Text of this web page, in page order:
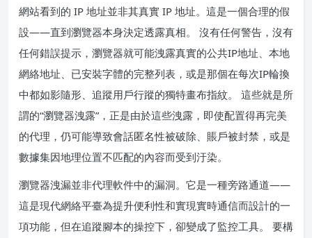
網站看到的 IP 地址並非其真實 IP 地址。這是一個合理的假
設——直到瀏覽器本身決定透露真相。 沒有任何警告，沒有
任何錯誤提示，瀏覽器就可能洩露真實的公共IP地址、本地
網絡地址、已安裝字體的完整列表，或是那個在每次IP輪換
中都如影隨形、追蹤用戶行蹤的獨特畫布指紋。 這些就是所
謂的“瀏覽器洩露”，正是由於這些洩露，即使配置得再完美
的代理，仍可能導致會話匿名性被破除、賬戶被封禁，或是
數據集因地理位置不匹配的內容而受到汙染。
瀏覽器洩漏並非代理軟件中的漏洞。它是一種旁路通道——
這是現代網絡平臺為提升便利性和實現實時通信而設計的一
項功能，但在追蹤腳本的操控下，卻變成了監控工具。 要構